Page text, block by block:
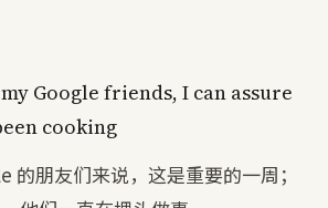
my Google friends, I can assure
cooking
的朋友们来说，这是重要的一周；